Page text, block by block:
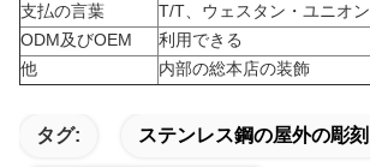
支払の言葉
T/T、ウェスタン・ユニオン
ODM及びOEM
利用できる
他
内部の総本店の装飾
タグ: ステンレス鋼の屋外の彫刻